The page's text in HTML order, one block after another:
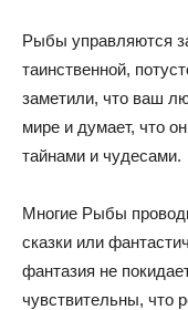
Рыбы управляются
таинственной,
заметили, что ваш
мире и думает, что
тайнами и чудесами.
Многие Рыбы
сказки или
фантазия не
чувствительны, что